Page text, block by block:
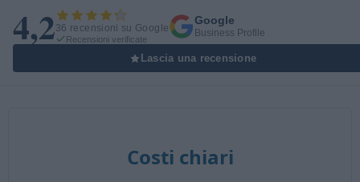
4,236 recensioni su Google
Recensioni verificate
Google
Business Profile
Lascia una recensione
Costi chiari